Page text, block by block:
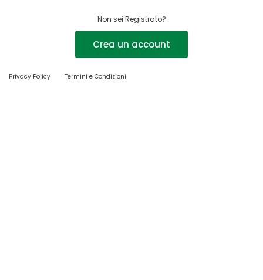
Non sei Registrato?
Crea un account
Privacy Policy Termini e Condizioni